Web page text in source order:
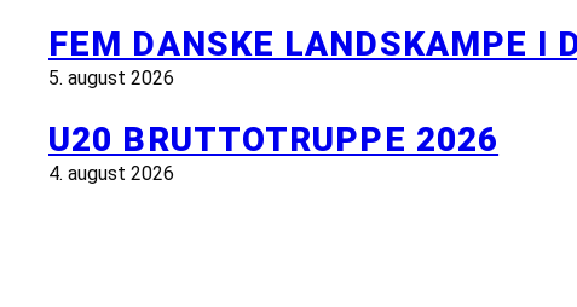
FEM DANSKE LANDSKAMPE I
5. august 2026
U20 BRUTTOTRUPPE 2026
4. august 2026